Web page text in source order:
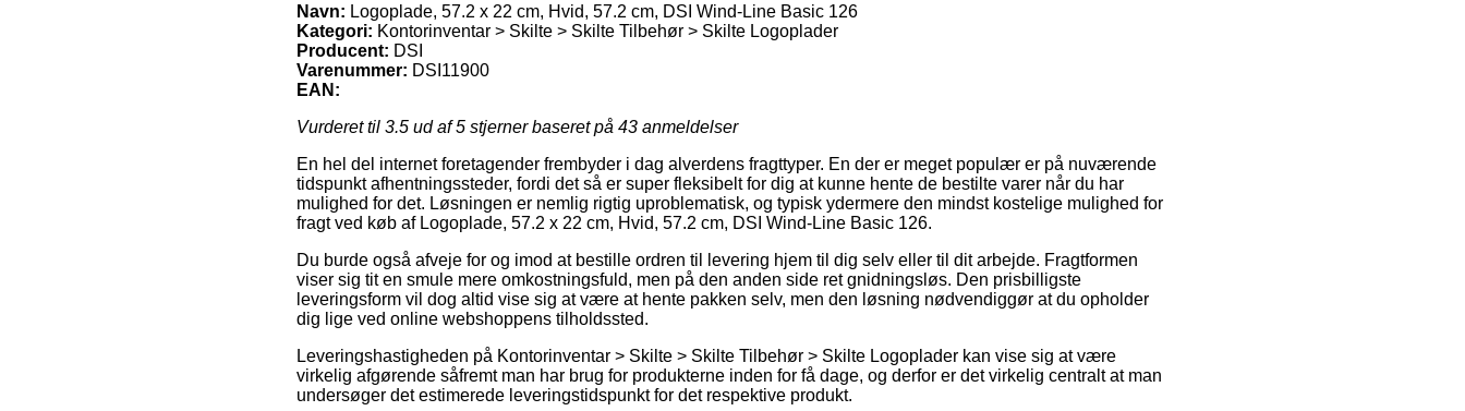
Navn: Logoplade, 57.2 x 22 cm, Hvid, 57.2 cm, DSI Wind-Line Basic 126
Kategori: Kontorinventar > Skilte > Skilte Tilbehør > Skilte Logoplader
Producent: DSI
Varenummer: DSI11900
EAN:
Vurderet til 3.5 ud af 5 stjerner baseret på 43 anmeldelser
En hel del internet foretagender frembyder i dag alverdens fragttyper. En der er meget populær er på nuværende
tidspunkt afhentningssteder, fordi det så er super fleksibelt for dig at kunne hente de bestilte varer når du har
mulighed for det. Løsningen er nemlig rigtig uproblematisk, og typisk ydermere den mindst kostelige mulighed for
fragt ved køb af Logoplade, 57.2 x 22 cm, Hvid, 57.2 cm, DSI Wind-Line Basic 126.
Du burde også afveje for og imod at bestille ordren til levering hjem til dig selv eller til dit arbejde. Fragtformen
viser sig tit en smule mere omkostningsfuld, men på den anden side ret gnidningsløs. Den prisbilligste
leveringsform vil dog altid vise sig at være at hente pakken selv, men den løsning nødvendiggør at du opholder
dig lige ved online webshoppens tilholdssted.
Leveringshastigheden på Kontorinventar > Skilte > Skilte Tilbehør > Skilte Logoplader kan vise sig at være
virkelig afgørende såfremt man har brug for produkterne inden for få dage, og derfor er det virkelig centralt at man
undersøger det estimerede leveringstidspunkt for det respektive produkt.